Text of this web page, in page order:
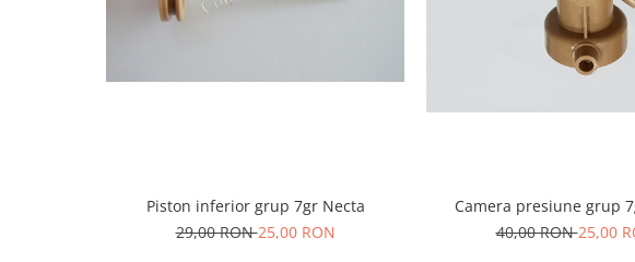
Piston inferior grup 7gr Necta
29,00 RON25,00 RON
Camera presiune grup
40,00 RON25,00